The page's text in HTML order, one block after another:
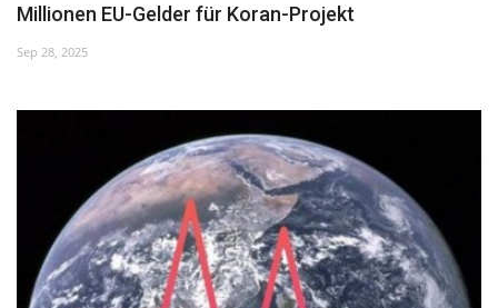
Gesundheit
Wirtschaft
Millionen EU-Gelder für Koran-Projekt
Sep 28, 2025